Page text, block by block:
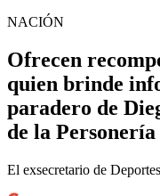
NACIÓN
Ofrecen
quien brinde
paradero de
de la
El exsecretario de